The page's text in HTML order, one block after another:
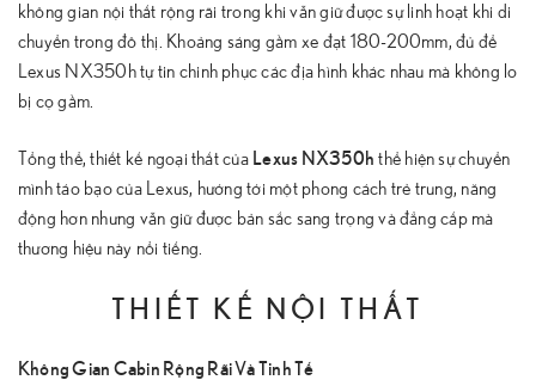
không gian nội thất rộng rãi trong khi vẫn giữ được sự linh hoạt khi di
chuyển trong đô thị. Khoảng sáng gầm xe đạt 180-200mm, đủ để
Lexus NX350h tự tin chinh phục các địa hình khác nhau mà không lo
bị cọ gầm.
Tổng thể, thiết kế ngoại thất của Lexus NX350h thể hiện sự chuyển
mình táo bạo của Lexus, hướng tới một phong cách trẻ trung, năng
động hơn nhưng vẫn giữ được bản sắc sang trọng và đẳng cấp mà
thương hiệu này nổi tiếng.
THIẾT KẾ NỘI THẤT
Không Gian Cabin Rộng Rãi Và Tinh Tế